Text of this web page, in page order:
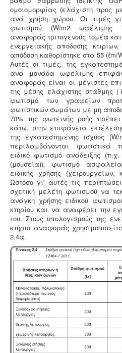
ομοιομορφίας (ελάχιστη προς
ανά χρήση χώρου. Οι τιμές
φωτισμού (W/m2 ωφέλιμης
αναφοράς τριτογενούς τομέα
ενεργειακής απόδοσης
απόδοση καθορίστηκε στα 55 (ℓm/
Αυτές οι τιμές, της
ανά μονάδα ωφέλιμης
αναφοράς είναι οι μέγιστες
της μέσης ελάχιστης στάθμης
φωτισμό των γραφείων
φωτιστικών σωμάτων με μη
70% της φωτεινής ροής
κάτω, στην επιφάνεια
της εγκατεστημένης ισχύος
περιλαμβάνονται φωτιστικά
ειδικό φωτισμό ανάδειξης
(μουσεία)), φωτισμό
ειδικής χρήσης
Ωστόσο γι' αυτές τις
σχετική μελέτη φωτισμού να
ανάγκη χρήσης ειδικού
κτηρίου και να αναφέρει την
του. Στους υπολογισμούς της
κτήριο αναφοράς
2.4α.